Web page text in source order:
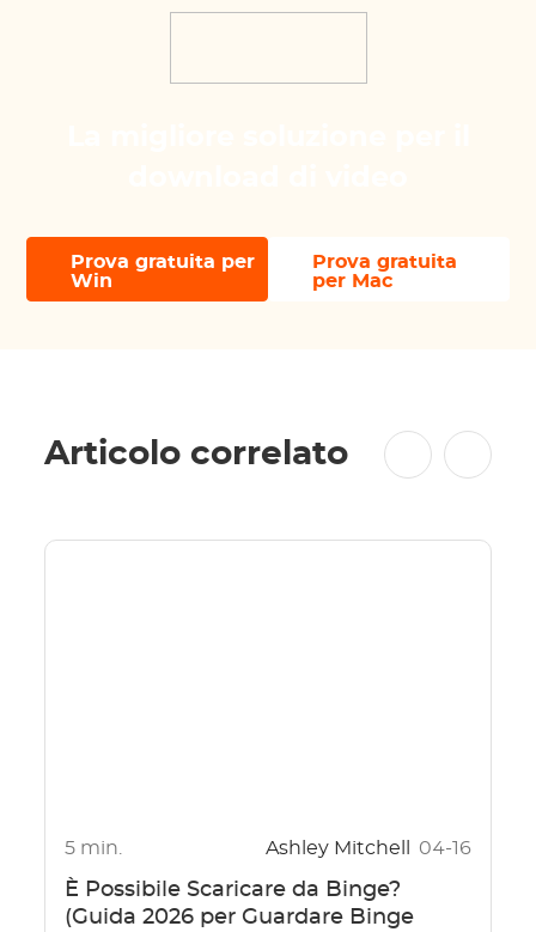
Prova gratuita per
Win
Prova gratuita
per Mac
Articolo correlato
5 min. Ashley Mitchell 04-16
È Possibile Scaricare da Binge?
(Guida 2026 per Guardare Binge